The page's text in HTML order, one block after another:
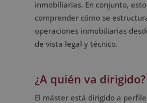
inmobiliarias. En conjunto,
comprender cómo se
operaciones inmobiliarias
de vista legal y técnico.
¿A quién va dirigido?
El máster está dirigido a